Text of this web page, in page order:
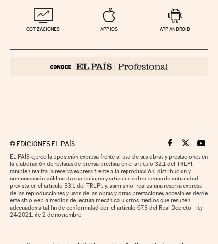
COTIZACIONES APP IOS APP ANDROID
© EDICIONES EL PAÍS Cinco Días en
Cinco Días
Cinco
EL PAÍS ejerce la oposición expresa frente al uso de sus obras y prestaciones en
la elaboración de revistas de prensa prevista en el artículo 32.1 del TRLPI;
también realiza la reserva expresa frente a la reproducción, distribución y
comunicación pública de sus trabajos y artículos sobre temas de actualidad
prevista en el artículo 33.1 del TRLPI; y, asimismo, realiza una reserva expresa
de las reproducciones y usos de las obras y otras prestaciones accesibles desde
este sitio web a medios de lectura mecánica u otros medios que resulten
adecuados a tal fin de conformidad con el artículo 67.3 del Real Decreto - ley
24/2021, de 2 de noviembre